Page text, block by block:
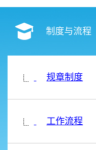
制度与流程
规章制度
工作流程